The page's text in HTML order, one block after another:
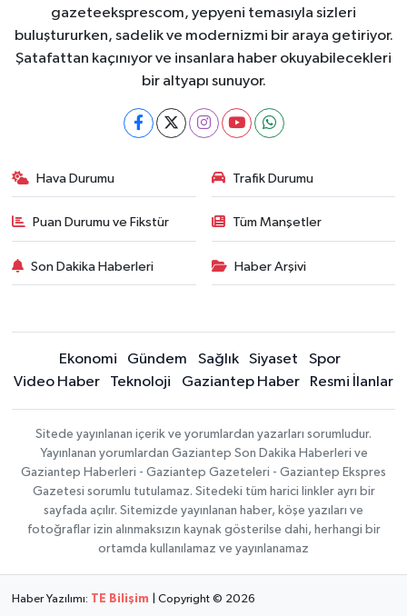
gazeteeksprescom, yepyeni temasıyla sizleri
buluştururken, sadelik ve modernizmi bir araya getiriyor.
Şatafattan kaçınıyor ve insanlara haber okuyabilecekleri
bir altyapı sunuyor.
Hava Durumu Trafik Durumu
Puan Durumu ve Fikstür Tüm Manşetler
Son Dakika Haberleri Haber Arşivi
Ekonomi Gündem Sağlık Siyaset
Spor
Video Haber
Teknoloji Gaziantep Haber Resmi İlanlar
Sitede yayınlanan içerik ve yorumlardan yazarları sorumludur.
Yayınlanan yorumlardan Gaziantep Son Dakika Haberleri ve
Gaziantep Haberleri - Gaziantep Gazeteleri - Gaziantep Ekspres
Gazetesi sorumlu tutulamaz. Sitedeki tüm harici linkler ayrı bir
sayfada açılır. Sitemizde yayınlanan haber, köşe yazıları ve
fotoğraflar izin alınmaksızın kaynak gösterilse dahi, herhangi bir
ortamda kullanılamaz ve yayınlanamaz
Haber Yazılımı: TE Bilişim | Copyright © 2026